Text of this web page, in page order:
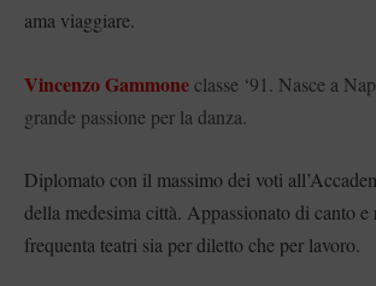
ama viaggiare.
Vincenzo Gammoneclasse ‘91. Nasce a
grande passione per la danza.
Diplomato con il massimo dei voti
della medesima città. Appassionato di canto e
frequenta teatri sia per diletto che per lavoro.